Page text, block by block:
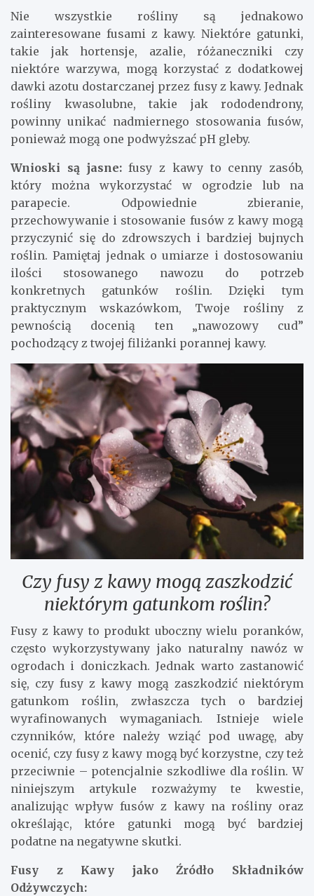
Nie wszystkie rośliny są jednakowo
zainteresowane fusami z kawy. Niektóre gatunki,
takie jak hortensje, azalie, różaneczniki czy
niektóre warzywa, mogą korzystać z dodatkowej
dawki azotu dostarczanej przez fusy z kawy. Jednak
rośliny kwasolubne, takie jak rododendrony,
powinny unikać nadmiernego stosowania fusów,
ponieważ mogą one podwyższać pH gleby.
Wnioski są jasne:fusy z kawy to cenny zasób,
który można wykorzystać w ogrodzie lub na
parapecie. Odpowiednie zbieranie,
przechowywanie i stosowanie fusów z kawy mogą
przyczynić się do zdrowszych i bardziej bujnych
roślin. Pamiętaj jednak o umiarze i dostosowaniu
ilości stosowanego nawozu do potrzeb
konkretnych gatunków roślin. Dzięki tym
praktycznym wskazówkom, Twoje rośliny z
pewnością docenią ten „nawozowy cud”
pochodzący z twojej filiżanki porannej kawy.
Czy fusy z kawy mogą zaszkodzić
niektórym gatunkom roślin?
Fusy z kawy to produkt uboczny wielu poranków,
często wykorzystywany jako naturalny nawóz w
ogrodach i doniczkach. Jednak warto zastanowić
się, czy fusy z kawy mogą zaszkodzić niektórym
gatunkom roślin, zwłaszcza tych o bardziej
wyrafinowanych wymaganiach. Istnieje wiele
czynników, które należy wziąć pod uwagę, aby
ocenić, czy fusy z kawy mogą być korzystne, czy też
przeciwnie – potencjalnie szkodliwe dla roślin. W
niniejszym artykule rozważymy te kwestie,
analizując wpływ fusów z kawy na rośliny oraz
określając, które gatunki mogą być bardziej
podatne na negatywne skutki.
Fusy z Kawy jako Źródło Składników
Odżywczych: